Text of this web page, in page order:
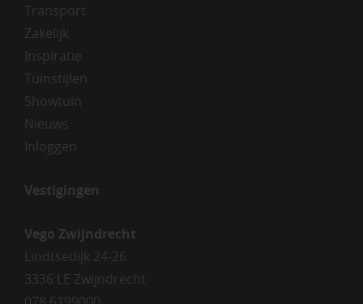
Transport
Zakelijk
Inspiratie
Tuinstijlen
Showtuin
Nieuws
Inloggen
Vestigingen
Vego Zwijndrecht
Lindtsedijk 24-26
3336 LE Zwijndrecht